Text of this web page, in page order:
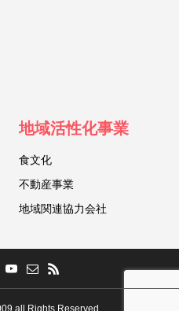
地域活性化事業
食文化
不動産事業
地域関連協力会社
all Rights Reserved.